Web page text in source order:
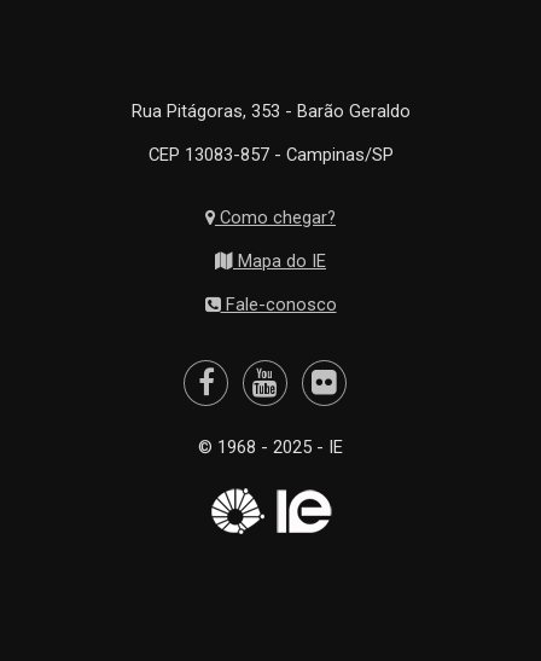
Rua Pitágoras, 353 - Barão Geraldo
CEP 13083-857 - Campinas/SP
Como chegar?
Mapa do IE
Fale-conosco
© 1968 - 2025 - IE